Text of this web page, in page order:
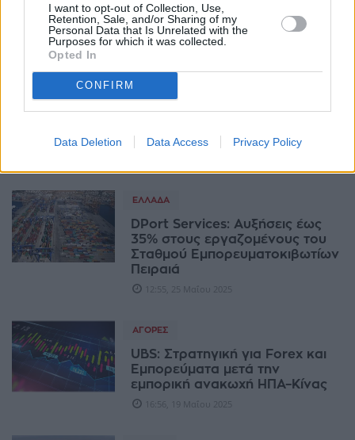
I want to opt-out of Collection, Use,
Retention, Sale, and/or Sharing of my
Personal Data that Is Unrelated with the
Purposes for which it was collected.
Opted In
CONFIRM
Data Deletion Data Access Privacy Policy
προλάβουν τον δασμό 50%
07:56, 23 Ιουλίου 2025
ΑΓΟΡΈΣ
Αραβία παίζουν "σε διπλό
σταυροδρόμι
ΕΛΛΆΔΑ
DPort Services: Αυξήσεις έως
35% στους εργαζομένους του
Σταθμού Εμπορευματοκιβωτίων
Πειραιά
12:55, 25 Μαΐου 2025
ΑΓΟΡΈΣ
UBS: Στρατηγική για Forex και
Εμπορεύματα μετά την
εμπορική ανακωχή ΗΠΑ–Κίνας
16:56, 19 Μαΐου 2025